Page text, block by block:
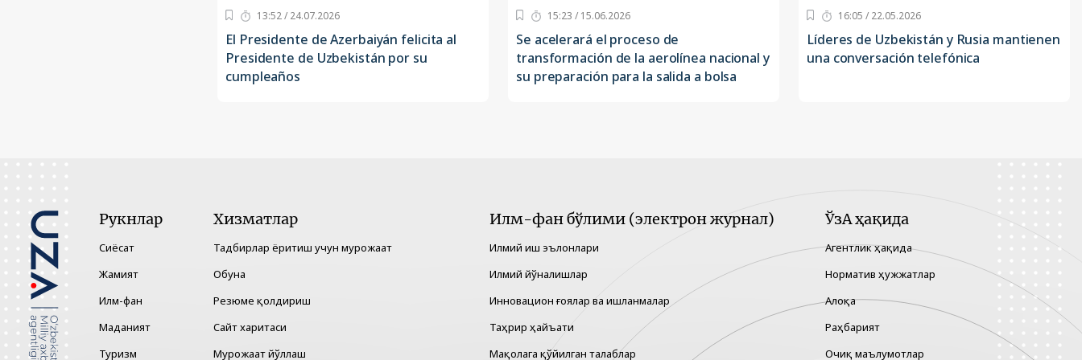
13:52 / 24.07.2026
El Presidente de Azerbaiyán felicita al
Presidente de Uzbekistán por su
cumpleaños
15:23 / 15.06.2026
Se acelerará el proceso de
transformación de la aerolínea nacional y
su preparación para la salida a bolsa
16:05 / 22.05.2026
Líderes de Uzbekistán y Rusia mantienen
una conversación telefónica
Рукнлар
Сиёсат
Жамият
Илм-фан
Маданият
Туризм
Хизматлар
Тадбирлар ёритиш учун мурожаат
Обуна
Резюме қолдириш
Сайт харитаси
Мурожаат йўллаш
Илм-фан бўлими (электрон журнал)
Илмий иш эълонлари
Илмий йўналишлар
Инновацион ғоялар ва ишланмалар
Таҳрир ҳайъати
Мақолага қўйилган талаблар
ЎзА ҳақида
Агентлик ҳақида
Норматив ҳужжатлар
Алоқа
Раҳбарият
Очиқ маълумотлар